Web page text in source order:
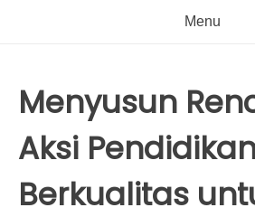
Menu
Menyusun
Aksi
Berkualitas